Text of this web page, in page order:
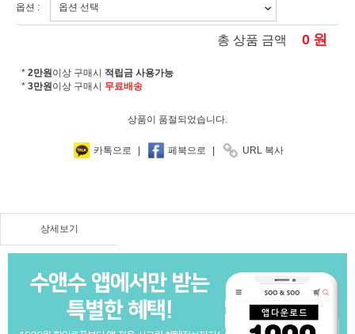
옵션 :
총 상품 금액 0 원
* 2만원이상 구매시 적립금 사용가능
* 3만원이상 구매시 무료배송
상품이 품절되었습니다.
카톡으로 페북으로 URL 복사
상세보기